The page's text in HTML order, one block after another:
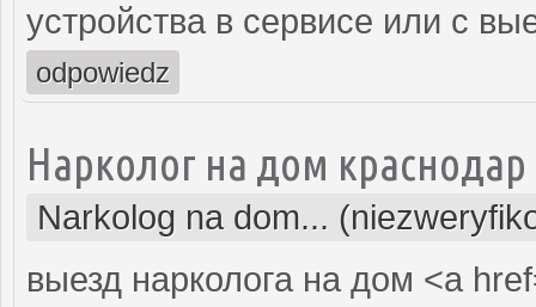
устройства в сервисе или с
odpowiedz
Нарколог на дом краснодар
Narkolog na dom...
выезд нарколога на дом <a